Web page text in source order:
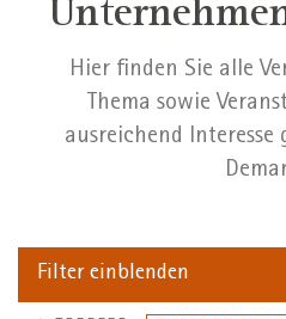
Hier finden Sie alle
Thema sowie
ausreichend Interesse
Filter einblenden